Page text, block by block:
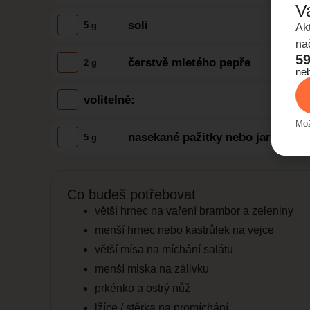
5 g soli
2 g čerstvě mletého pepře
volitelně:
5 g nasekané pažitky nebo jarní
Co budeš potřebovat
větší hrnec na vaření brambor a zeleniny
menší hrnec nebo kastrůlek na vejce
větší mísa na míchání salátu
menší miska na zálivku
prkénko a ostrý nůž